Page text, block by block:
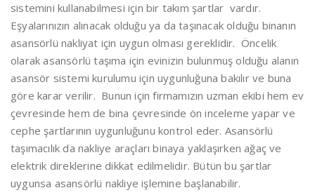
sistemini kullanabilmesi için bir takım şartlar vardır.
Eşyalarınızın alınacak olduğu ya da taşınacak olduğu binanın
asansörlü nakliyat için uygun olması gereklidir. Öncelik
olarak asansörlü taşıma için evinizin bulunmuş olduğu alanın
asansör sistemi kurulumu için uygunluğuna bakılır ve buna
göre karar verilir. Bunun için firmamızın uzman ekibi hem ev
çevresinde hem de bina çevresinde ön inceleme yapar ve
cephe şartlarının uygunluğunu kontrol eder. Asansörlü
taşımacılık da nakliye araçları binaya yaklaşırken ağaç ve
elektrik direklerine dikkat edilmelidir. Bütün bu şartlar
uygunsa asansörlü nakliye işlemine başlanabilir.